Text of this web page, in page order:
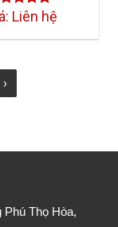
xếp
Liên hệ
›
Thọ Hòa,